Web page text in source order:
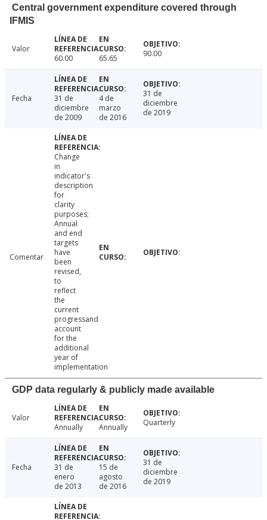
Central government expenditure covered through
IFMIS
Valor
60.00
65.65 90.00
Fecha
31 de
diciembre
de 2009
4 de
marzo
de 2016
31 de
diciembre
de 2019
Comentar
Change
in
indicator's
description
for
clarity
purposes;
Annual
and end
targets
have
been
revised,
to
reflect
the
current
progressand
account
for the
additional
year of
implementation
GDP data regularly & publicly made available
Valor
Annually
Annually Quarterly
Fecha
31 de
enero
de 2013
15 de
agosto
de 2016
31 de
diciembre
de 2019